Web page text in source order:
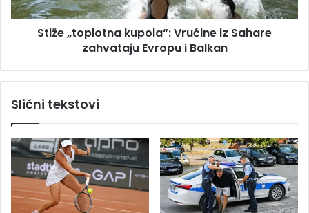
d
z
č
n
v
e
o
p
k
o
a
“
Stiže „toplotna kupola“: Vrućine iz Sahare
zahvataju Evropu i Balkan
Slični tekstovi